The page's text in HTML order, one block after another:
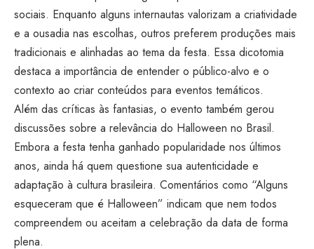
sociais. Enquanto alguns internautas valorizam a criatividade
e a ousadia nas escolhas, outros preferem produções mais
tradicionais e alinhadas ao tema da festa. Essa dicotomia
destaca a importância de entender o público-alvo e o
contexto ao criar conteúdos para eventos temáticos.
Além das críticas às fantasias, o evento também gerou
discussões sobre a relevância do Halloween no Brasil.
Embora a festa tenha ganhado popularidade nos últimos
anos, ainda há quem questione sua autenticidade e
adaptação à cultura brasileira. Comentários como “Alguns
esqueceram que é Halloween” indicam que nem todos
compreendem ou aceitam a celebração da data de forma
plena.